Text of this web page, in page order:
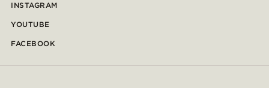
INSTAGRAM
YOUTUBE
FACEBOOK